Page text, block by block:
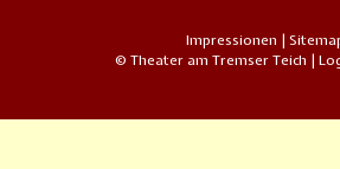
Impressionen |
© Theater am Tremser Teich |